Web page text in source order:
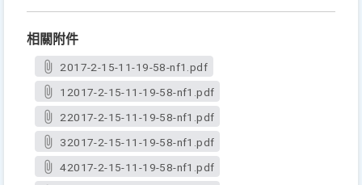
相關附件
2017-2-15-11-19-58-nf1.pdf
12017-2-15-11-19-58-nf1.pdf
22017-2-15-11-19-58-nf1.pdf
32017-2-15-11-19-58-nf1.pdf
42017-2-15-11-19-58-nf1.pdf